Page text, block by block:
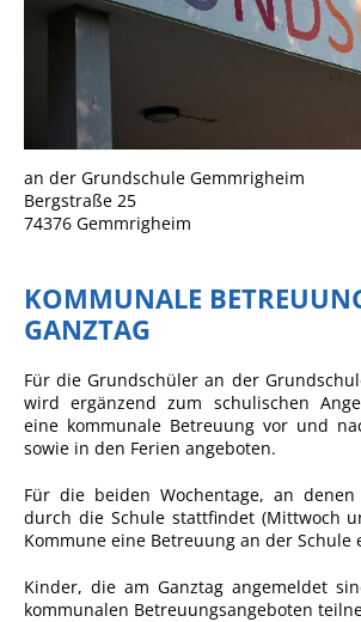
Grundschule
Häckselplatz
Friedhof
Kläranlage
Kommunale
Netzmonitor der
an der Grundschule Gemmrigheim
Bergstraße 25
74376 Gemmrigheim
KOMMUNALE
GANZTAG
Für die Grundschüler an der
wird ergänzend zum schulischen
eine kommunale Betreuung vor und
sowie in den Ferien angeboten.
Für die beiden Wochentage, an denen
durch die Schule stattfindet (Mittwoch
Kommune eine Betreuung an der Schule
Kinder, die am Ganztag angemeldet
kommunalen Betreuungsangeboten